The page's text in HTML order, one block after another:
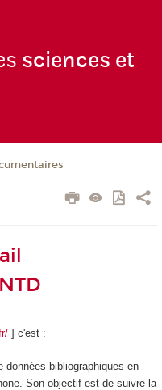
sciences et
] c'est :
données bibliographiques en
Son objectif est de suivre la